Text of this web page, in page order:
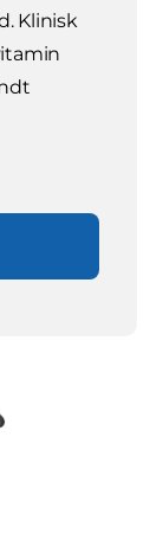
Klinisk